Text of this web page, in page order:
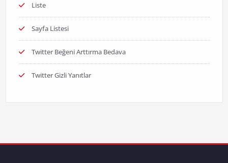
Liste
Sayfa Listesi
Twitter Beğeni Arttırma Bedava
Twitter Gizli Yanıtlar